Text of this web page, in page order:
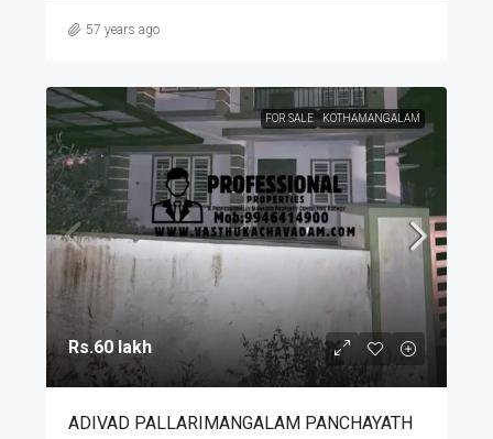
57 years ago
FOR SALE KOTHAMANGALAM
Rs.60 lakh
ADIVAD PALLARIMANGALAM PANCHAYATH